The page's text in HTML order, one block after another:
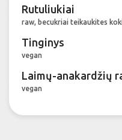
Rutuliukiai
raw, becukriai teikaukites
Tinginys
vegan
Laimų-anakardžių
vegan